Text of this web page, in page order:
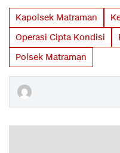
Kapolsek Matraman
Operasi Cipta Kondisi
Polsek Matraman